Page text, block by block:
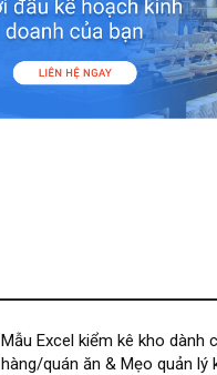
Mẫu Excel kiểm kê kho dành
hàng/quán ăn & Mẹo quản lý